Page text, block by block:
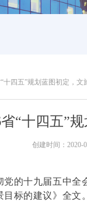
“十四五”规划蓝图初定，文
省“十四五”
创建时间： 2020-
党的十九届五中全
目标的建议》全文